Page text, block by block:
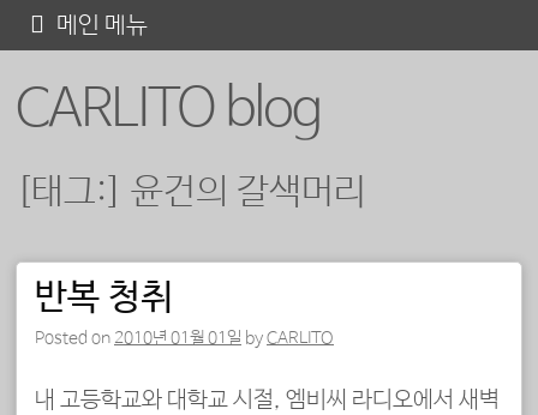
CARLITO blog
메인 메뉴
텐
[태그:] 윤건의 갈색머리
포스트 내비게이션
반복 청취
Posted on 2010년 01월 01일 byCARLITO
내 고등학교와 대학교 시절, 엠비씨 라디오에서 새벽